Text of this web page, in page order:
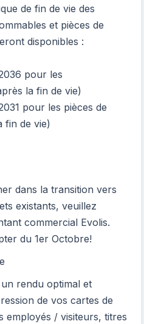
de fin de vie des
et pièces de
disponibles :
pour les
la fin de vie)
pour les pièces de
fin de vie)
dans la transition vers
existants, veuillez
commercial Evolis.
du 1er Octobre!
rendu optimal et
de vos cartes de
employés / visiteurs, titres